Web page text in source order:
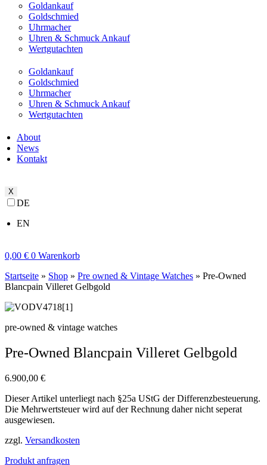
Goldankauf
Goldschmied
Uhrmacher
Uhren & Schmuck Ankauf
Wertgutachten
Goldankauf
Goldschmied
Uhrmacher
Uhren & Schmuck Ankauf
Wertgutachten
About
News
Kontakt
X
DE
EN
0,00 € 0 Warenkorb
Startseite » Shop » Pre owned & Vintage Watches » Pre-Owned
Blancpain Villeret Gelbgold
pre-owned & vintage watches
Pre-Owned Blancpain Villeret Gelbgold
6.900,00 €
Dieser Artikel unterliegt nach §25a UStG der Differenzbesteuerung.
Die Mehrwertsteuer wird auf der Rechnung daher nicht seperat
ausgewiesen.
zzgl. Versandkosten
Produkt anfragen